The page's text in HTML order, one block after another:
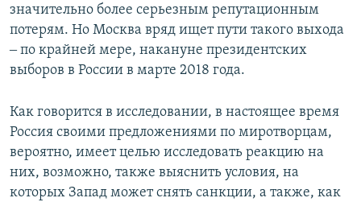
значительно более серьезным репутационным
потерям. Но Москва вряд ищет пути такого выхода
‒ по крайней мере, накануне президентских
выборов в России в марте 2018 года.
Как говорится в исследовании, в настоящее время
Россия своими предложениями по миротворцам,
вероятно, имеет целью исследовать реакцию на
них, возможно, также выяснить условия, на
которых Запад может снять санкции, а также, как